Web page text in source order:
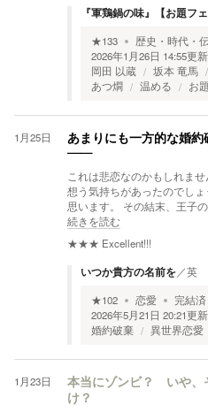
『軍鶏鍋の味』【お題フェ
★133 歴史・時代・
2026年1月26日 14:55更新
岡田 以蔵
坂本 竜馬
あつ燗
温める お
1月25日
あまりにも一方的な婚
――
これは悲恋なのかもしれま
想う気持ちがあったのでし
思います。 その結末、王子
続きを読む
★★★ Excellent!!!
いつか貴方の名前を／英
★102 恋愛 完結済
2026年5月21日 20:21更新
婚約破棄
異世界恋愛
1月23日
本当にゾンビ？ いや、
け？